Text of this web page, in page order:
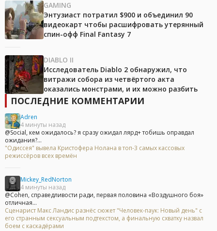
GAMING
Энтузиаст потратил $900 и объединил 90
видеокарт чтобы расшифровать утерянный
спин-офф Final Fantasy 7
DIABLO II
Исследователь Diablo 2 обнаружил, что
витражи собора из четвёртого акта
оказались монстрами, и их можно разбить
ПОСЛЕДНИЕ КОММЕНТАРИИ
Adren
4 минуты назад
@Social, кем ожидалось? я сразу ожидал лярд+ тобишь оправдал
ожидания?...
"Одиссея" вывела Кристофера Нолана в топ-3 самых кассовых
режиссёров всех времён
Mickey_RedNorton
4 минуты назад
@Cohen, справедливости ради, первая половина «Воздушного боя»
отличная...
Сценарист Макс Ландис разнёс сюжет "Человек-паук: Новый день" с
его странным сексуальным подтекстом, а финальную схватку назвал
боем с каскадёрами